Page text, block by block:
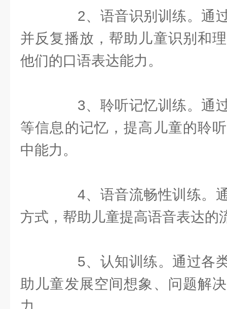
2、语音识别训练。通过
并反复播放，帮助儿童识别和
他们的口语表达能力。
3、聆听记忆训练。通过
等信息的记忆，提高儿童的聆
中能力。
4、语音流畅性训练。通
方式，帮助儿童提高语音表达的
5、认知训练。通过各类
助儿童发展空间想象、问题解